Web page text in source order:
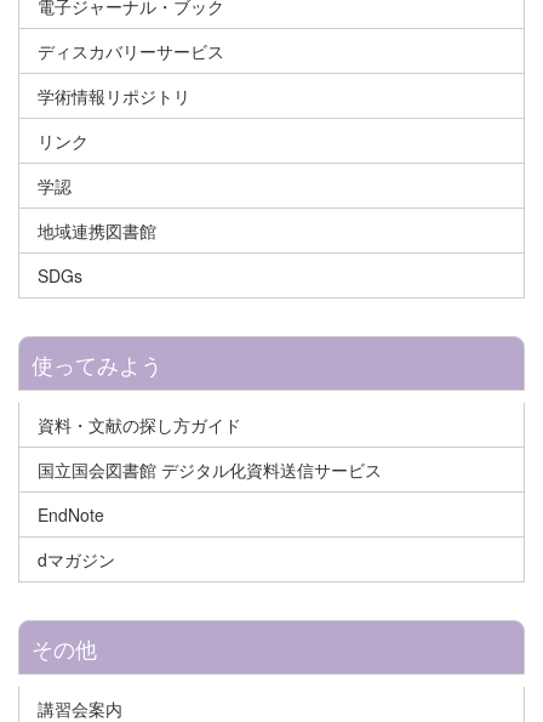
電子ジャーナル・ブック
ディスカバリーサービス
学術情報リポジトリ
リンク
学認
地域連携図書館
SDGs
使ってみよう
資料・文献の探し方ガイド
国立国会図書館 デジタル化資料送信サービス
EndNote
dマガジン
その他
講習会案内